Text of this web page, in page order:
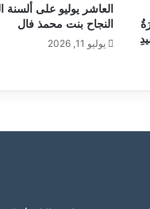
العاشر يوليو على ألسنة
النجاح بنت محمذ فال
يوليو 11, 2026